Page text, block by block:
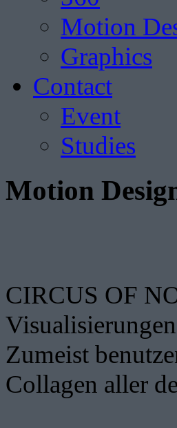
Motion
Graphics
Contact
Event
Studies
Motion
CIRCUS OF
Zumeist
Collagen aller